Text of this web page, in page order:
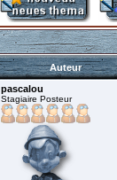
Auteur
pascalou
Stagiaire Posteur